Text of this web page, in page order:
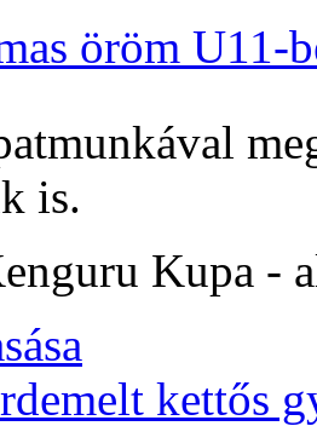
öröm U11-
is.
Kupa -
kettős